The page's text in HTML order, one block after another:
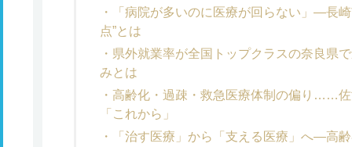
「病院が多いのに医療が回らない」―長
点”とは
県外就業率が全国トップクラスの奈良県
みとは
高齢化・過疎・救急医療体制の偏り……
「これから」
「治す医療」から「支える医療」へ―高